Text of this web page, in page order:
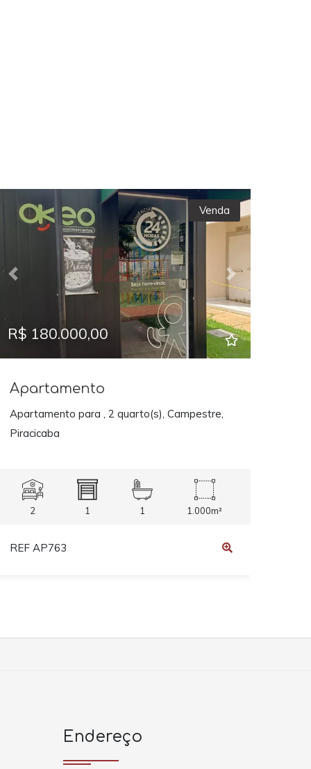
Previous Next
Venda
R$ 180.000,00
Apartamento
Apartamento para , 2 quarto(s), Campestre,
Piracicaba
2 1 1 1.000m²
REF AP763
Endereço